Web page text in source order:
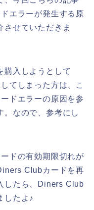
エラーが発生する原
させていただきま
購入しようとして
てしまった方は、こ
ドエラーの原因を参
。なので、参考にし
ドの有効期限切れが
Clubカードを再
したら、Diners Club
したよ♪